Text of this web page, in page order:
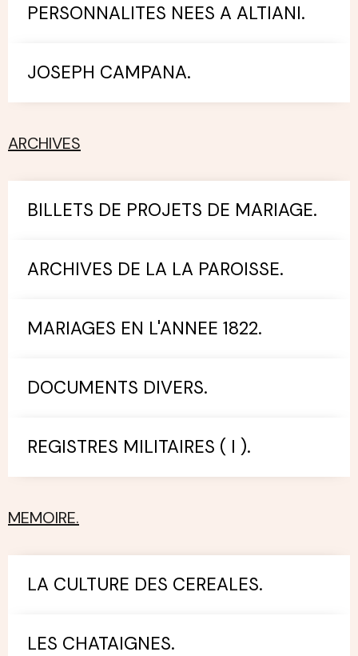
PERSONNALITES NEES A ALTIANI.
JOSEPH CAMPANA.
ARCHIVES
BILLETS DE PROJETS DE MARIAGE.
ARCHIVES DE LA LA PAROISSE.
MARIAGES EN L'ANNEE 1822.
DOCUMENTS DIVERS.
REGISTRES MILITAIRES ( I ).
MEMOIRE.
LA CULTURE DES CEREALES.
LES CHATAIGNES.